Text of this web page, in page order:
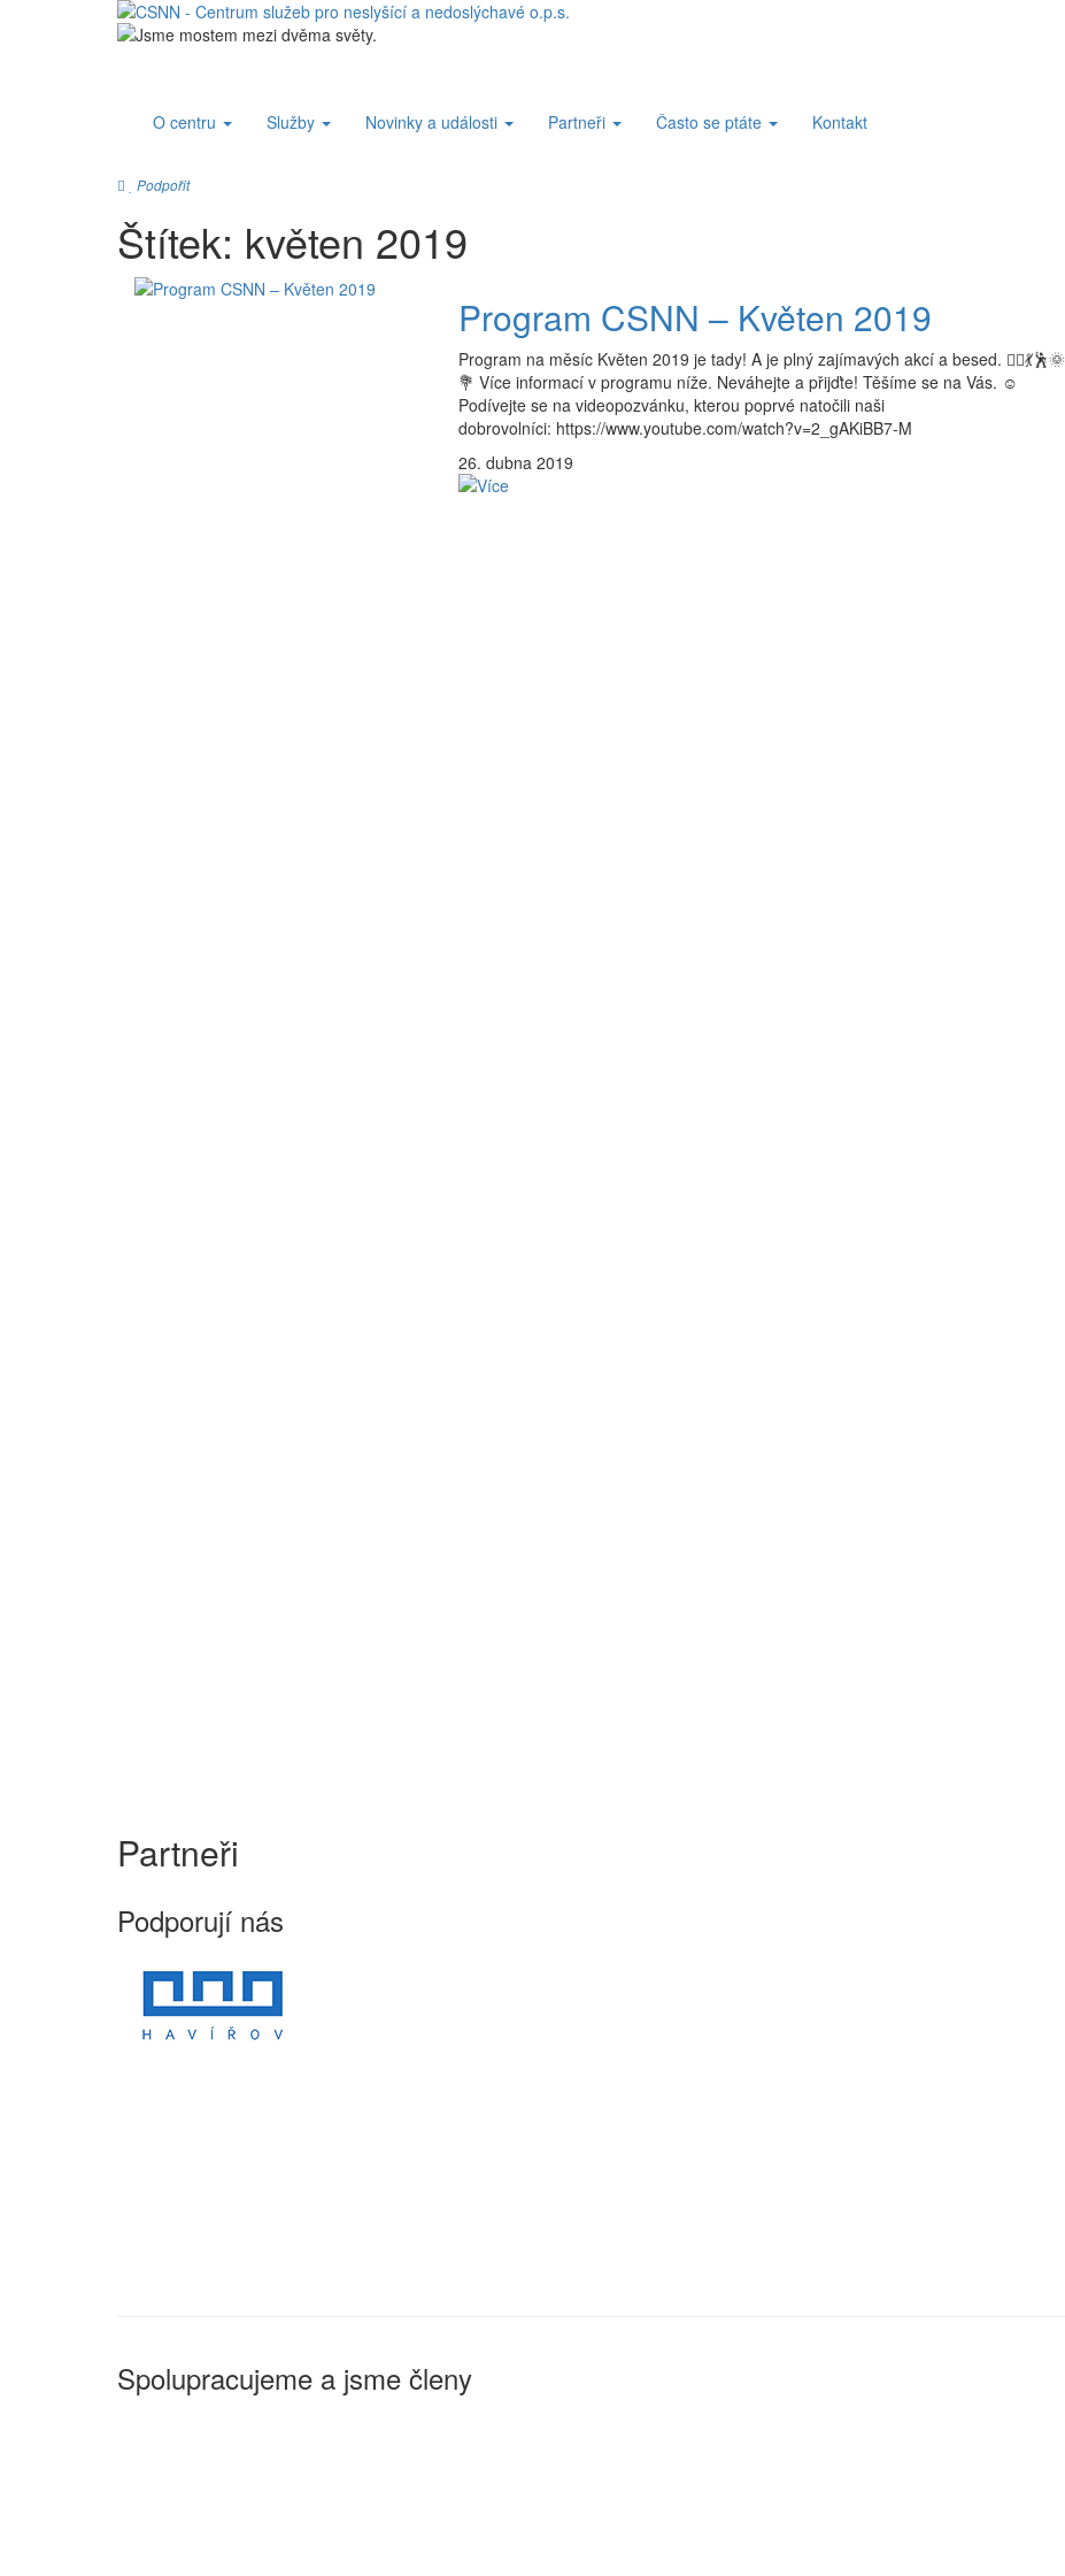
O centru
Služby Novinky a události Partneři Často se ptáte Kontakt
Podpořit
Štítek: květen 2019
Program CSNN – Květen 2019
Program na měsíc Květen 2019 je tady! A je plný zajímavých akcí a besed. 👨‍⚕️💃🕺🌞
💐 Více informací v programu níže. Neváhejte a přijďte! Těšíme se na Vás. ☺️
Podívejte se na videopozvánku, kterou poprvé natočili naši
dobrovolníci: https://www.youtube.com/watch?v=2_gAKiBB7-M
26. dubna 2019
Partneři
Podporují nás
Spolupracujeme a jsme členy